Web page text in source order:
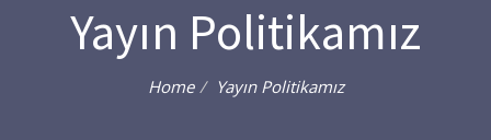
Yayın Politikamız
Home Yayın Politikamız